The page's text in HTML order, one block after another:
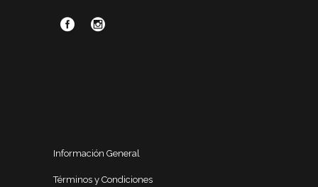
Información General
Términos y Condiciones